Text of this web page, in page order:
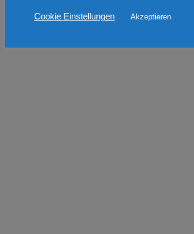
Cookie Einstellungen Akzeptieren